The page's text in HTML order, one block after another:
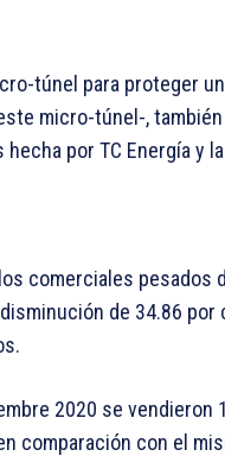
túnel para proteger
micro-túnel-,
por TC Energía y
comerciales pesados
de 34.86
2020 se vendieron
comparación con el